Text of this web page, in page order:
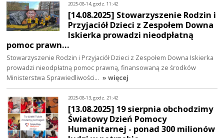
2025-08-14, godz. 11:42
[14.08.2025] Stowarzyszenie Rodzin i
Przyjaciół Dzieci z Zespołem Downa
Iskierka prowadzi nieodpłatną
pomoc prawn…
Stowarzyszenie Rodzin i Przyjaciół Dzieci z Zespołem Downa Iskierka
prowadzi nieodpłatną pomoc prawną, finansowaną ze środków
Ministerstwa Sprawiedliwości… » więcej
2025-08-13, godz. 21:42
[13.08.2025] 19 sierpnia obchodzimy
Światowy Dzień Pomocy
Humanitarnej - ponad 300 milionów